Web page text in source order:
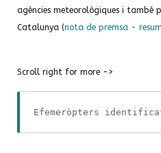
agències meteorològiques i també
Catalunya (nota de premsa -
Scroll right for more ->
Efemeròpters